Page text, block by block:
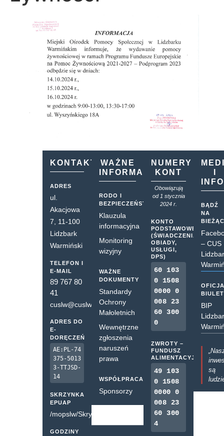
KONTAKT
ADRES
ul.
Akacjowa
7, 11-100
Lidzbark
Warmiński
TELEFON I
E-MAIL
89 767 80
41
cuslw@cuslw.pl
ADRES DO
E-
DORĘCZEŃ
AE:PL-74
375-5013
3-TTJSD-
14
SKRZYNKA
EPUAP
/mopslw/SkrytkaESP
GODZINY
WAŻNE
INFORMACJE
RODO I
BEZPIECZEŃSTWO
Klauzula
informacyjna
Monitoring
wizyjny
WAŻNE
DOKUMENTY
Standardy
Ochrony
Małoletnich
Wewnętrzne
zgłoszenia
naruszeń
prawa
WSPÓŁPRACA
Sponsorzy
NUMERY
KONT
Obowiązują
od 1 stycznia
2024 r.
KONTO
PODSTAWOWE
(ŚWIADCZENIA,
OBIADY,
USŁUGI,
DPS)
60 103
0 1508
0000 0
008 23
60 300
0
ZWROTY –
FUNDUSZ
ALIMENTACYJNY
49 103
0 1508
0000 0
008 23
60 300
4
BĄDŹ
NA
– CUS
BIP
są